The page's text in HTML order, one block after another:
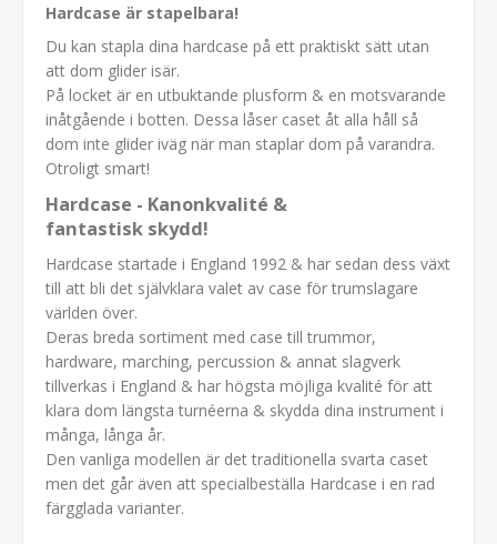
Hardcase är stapelbara!
Du kan stapla dina hardcase på ett praktiskt sätt utan
att dom glider isär.
På locket är en utbuktande plusform & en motsvarande
inåtgående i botten. Dessa låser caset åt alla håll så
dom inte glider iväg när man staplar dom på varandra.
Otroligt smart!
Hardcase - Kanonkvalité &
fantastisk skydd!
Hardcase startade i England 1992 & har sedan dess växt
till att bli det självklara valet av case för trumslagare
världen över.
Deras breda sortiment med case till trummor,
hardware, marching, percussion & annat slagverk
tillverkas i England & har högsta möjliga kvalité för att
klara dom längsta turnéerna & skydda dina instrument i
många, långa år.
Den vanliga modellen är det traditionella svarta caset
men det går även att specialbeställa Hardcase i en rad
färgglada varianter.